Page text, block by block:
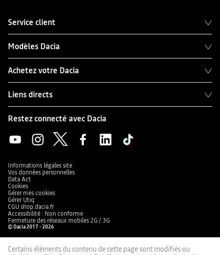
Service client
Modèles Dacia
Achetez votre Dacia
Liens directs
Restez connecté avec Dacia
Informations légales site
Vos données personnelles
Data Act
Cookies
Gérer mes cookies
Gérer Utiq
CGU shop.dacia.fr
Accessibilité : Non conforme
Fermeture des réseaux mobiles 2G / 3G
© Dacia 2017 - 2026
Certains éléments du contenu de cette page sont modifiés ou